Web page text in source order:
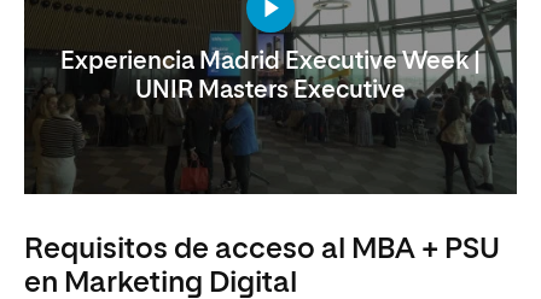
Experiencia Madrid Executive Week |
UNIR Masters Executive
Requisitos de acceso al MBA + PSU
en Marketing Digital